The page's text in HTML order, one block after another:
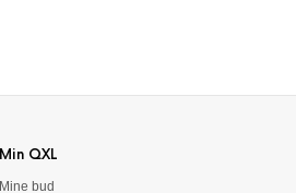
Min QXL
Mine bud